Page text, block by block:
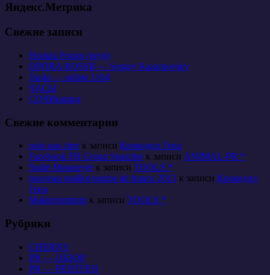
Яндекс.Метрика
Свежие записи
Hodula Pougo (pryg)
OPORA ROSSII — Sergey Kazarnovsky
Tanki — online 1104
ЧАСЫ
СОЧИнялки
Свежие комментарии
polo pas cherк записи Крокодил Гена
Facebook FB Group Snatcherк записи ANIMAL-PR *
Sudie Mosmeyerк записи TOOLS *
nouveau maillot equipe de france 2013 к записи Крокодил
Гена
Maklerzentrum к записи TOOLS *
Рубрики
CHERNY
PR — ОБЗОР
PR — РЕНТГЕН